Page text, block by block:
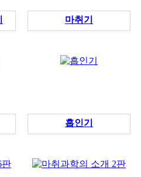
마취기
흡인기